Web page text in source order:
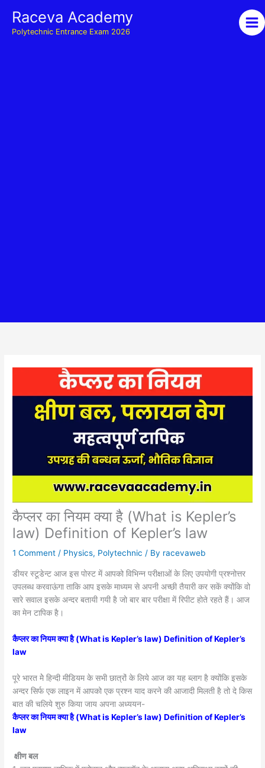
content
Raceva Academy
Polytechnic Entrance Exam 2026
कैप्लर का नियम क्या है (What is Kepler’s
law) Definition of Kepler’s law
1 Comment / Physics, Polytechnic / By racevaweb
डीयर स्टूडेन्ट आज इस पोस्ट में आपको विभिन्न परीक्षाओं के लिए उपयोगी प्रश्नोत्तर
उपलब्ध करवाऊंगा ताकि आप इसके माध्यम से अपनी अच्छी तैयारी कर सकें क्योंकि वो
सारे सवाल इसके अन्दर बतायी गयी है जो बार बार परीक्षा में रिपीट होते रहते हैं। आज
का मेन टापिक है।
कैप्लर का नियम क्या है (What is Kepler’s law) Definition of Kepler’s
law
पूरे भारत मेे हिन्दी मीडियम के सभी छात्रों के लिये आज का यह ब्लाग है क्योंकि इसके
अन्दर सिर्फ एक लाइन में आपको एक प्रश्न याद करने की आजादी मिलती है तो दे किस
बात की चलिये शुरु किया जाय अपना अध्ययन-
कैप्लर का नियम क्या है (What is Kepler’s law) Definition of Kepler’s
law
क्षीण बल